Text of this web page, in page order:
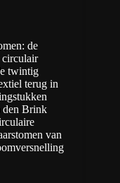
de
circulair
twintig
terug in
den Brink
van